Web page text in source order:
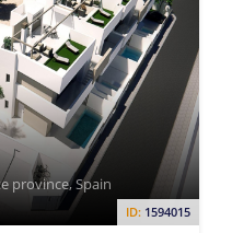
ID: 1594015
province, Spain